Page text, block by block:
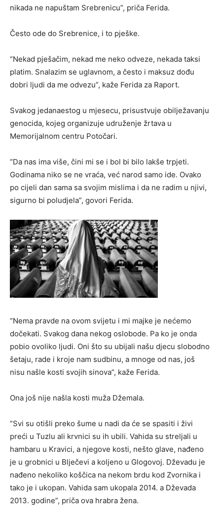
nikada ne napuštam Srebrenicu”, priča Ferida.
Često ode do Srebrenice, i to pješke.
“Nekad pješačim, nekad me neko odveze, nekada taksi
platim. Snalazim se uglavnom, a često i maksuz dođu
dobri ljudi da me odvezu”, kaže Ferida za Raport.
Svakog jedanaestog u mjesecu, prisustvuje obilježavanju
genocida, kojeg organizuje udruženje žrtava u
Memorijalnom centru Potočari.
“Da nas ima više, čini mi se i bol bi bilo lakše trpjeti.
Godinama niko se ne vraća, već narod samo ide. Ovako
po cijeli dan sama sa svojim mislima i da ne radim u njivi,
sigurno bi poludjela”, govori Ferida.
“Nema pravde na ovom svijetu i mi majke je nećemo
dočekati. Svakog dana nekog oslobode. Pa ko je onda
pobio ovoliko ljudi. Oni što su ubijali našu djecu slobodno
šetaju, rade i kroje nam sudbinu, a mnoge od nas, još
nisu našle kosti svojih sinova”, kaže Ferida.
Ona još nije našla kosti muža Džemala.
“Svi su otišli preko šume u nadi da će se spasiti i živi
preći u Tuzlu ali krvnici su ih ubili. Vahida su streljali u
hambaru u Kravici, a njegove kosti, nešto glave, nađeno
je u grobnici u Blječevi a koljeno u Glogovoj. Dževadu je
nađeno nekoliko koščica na nekom brdu kod Zvornika i
tako je i ukopan. Vahida sam ukopala 2014. a Dževada
2013. godine”, priča ova hrabra žena.